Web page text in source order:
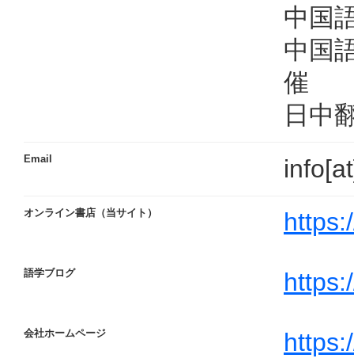
中国
中国
催
日中
Email
オンライン書店（当サイト）
語学ブログ
会社ホームページ